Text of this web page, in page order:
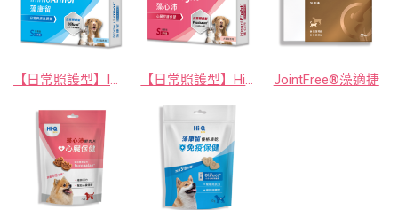
【日常照護型】ImmuArmor® 藻康留(小劑量) 【日常照護型】Hi-Q pets HeartFight® 藻心沛(小劑量) JointFree®藻適捷